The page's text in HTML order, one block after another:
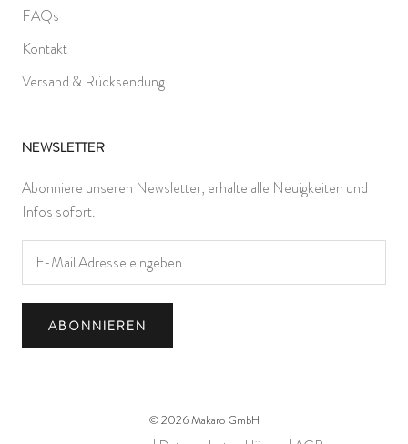
FAQs
Kontakt
Versand & Rücksendung
NEWSLETTER
Abonniere unseren Newsletter, erhalte alle Neuigkeiten und
Infos sofort.
ABONNIEREN
© 2026 Makaro GmbH